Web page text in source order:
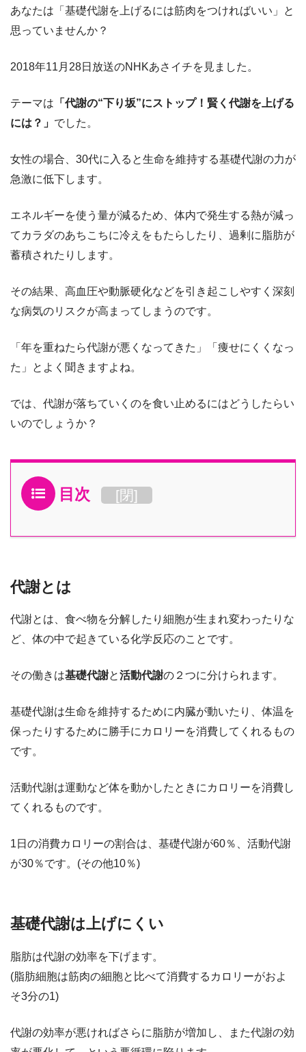
あなたは「基礎代謝を上げるには筋肉をつければいい」と
思っていませんか？
2018年11月28日放送のNHKあさイチを見ました。
テーマは 「代謝の“下り坂”にストップ！賢く代謝を上げる
には？」 でした。
女性の場合、30代に入ると生命を維持する基礎代謝の力が
急激に低下します。
エネルギーを使う量が減るため、体内で発生する熱が減っ
てカラダのあちこちに冷えをもたらしたり、過剰に脂肪が
蓄積されたりします。
その結果、高血圧や動脈硬化などを引き起こしやすく深刻
な病気のリスクが高まってしまうのです。
「年を重ねたら代謝が悪くなってきた」「痩せにくくなっ
た」とよく聞きますよね。
では、代謝が落ちていくのを食い止めるにはどうしたらい
いのでしょうか？
目次 [閉]
代謝とは
代謝とは、食べ物を分解したり細胞が生まれ変わったりな
ど、体の中で起きている化学反応のことです。
その働きは基礎代謝と活動代謝の２つに分けられます。
基礎代謝は生命を維持するために内臓が動いたり、体温を
保ったりするために勝手にカロリーを消費してくれるもの
です。
活動代謝は運動など体を動かしたときにカロリーを消費し
てくれるものです。
1日の消費カロリーの割合は、基礎代謝が60％、活動代謝
が30％です。(その他10％)
基礎代謝は上げにくい
脂肪は代謝の効率を下げます。
(脂肪細胞は筋肉の細胞と比べて消費するカロリーがおよ
そ3分の1)
代謝の効率が悪ければさらに脂肪が増加し、また代謝の効